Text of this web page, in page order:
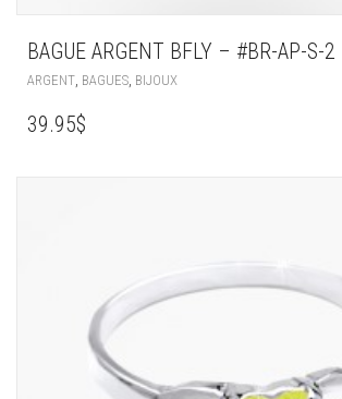
BAGUE ARGENT BFLY – #BR-AP-S-2
ARGENT BAGUES BIJOUX
39.95$